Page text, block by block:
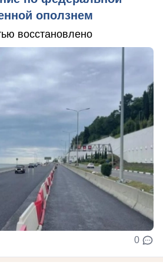
оползнем
восстановлено
0